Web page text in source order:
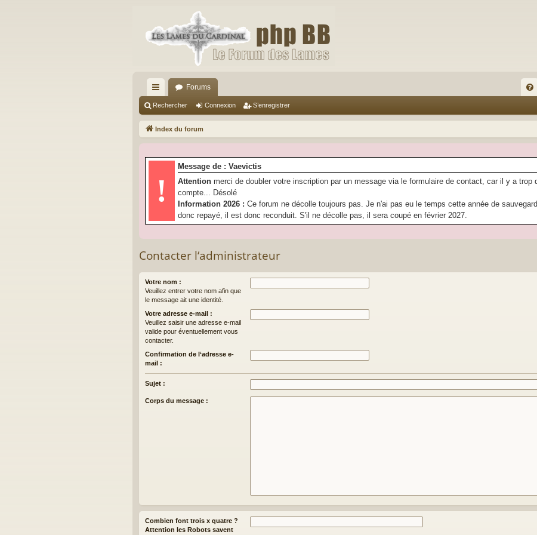
cc
ès
pi
Forums
Q
Rechercher Connexion S’enregistrer
Index du forum
!
Message de : Vaevictis
Attention merci de doubler votre inscription par un message via le formulaire de contact, car il y a trop
compte... Désolé
Information 2026 : Ce forum ne décolle toujours pas. Je n'ai pas eu le temps cette année de
donc repayé, il est donc reconduit. S'il ne décolle pas, il sera coupé en février 2027.
Contacter l‘administrateur
Votre nom :
Veuillez entrer votre nom afin que
le message ait une identité.
Votre adresse e-mail :
Veuillez saisir une adresse e-mail
valide pour éventuellement vous
contacter.
Confirmation de l‘adresse e-
mail :
Sujet :
Corps du message :
Combien font trois x quatre ?
Attention les Robots savent